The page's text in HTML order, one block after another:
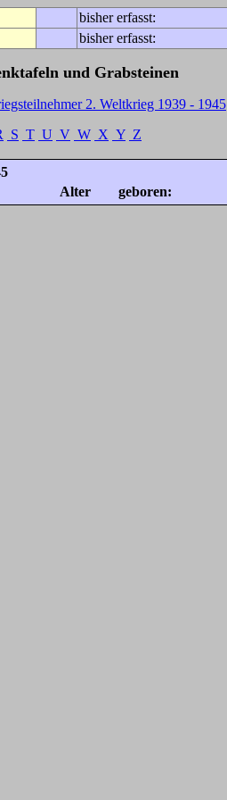
bisher erfasst:
bisher erfasst:
und Grabsteinen
2. Weltkrieg 1939 - 1945
S T U V W X Y Z
Alter geboren: